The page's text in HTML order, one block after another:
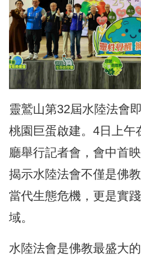
靈鷲山第32屆水陸法會
桃園巨蛋啟建。4日上午
廳舉行記者會，會中首
揭示水陸法會不僅是佛
當代生態危機，更是實
域。
水陸法會是佛教最盛大